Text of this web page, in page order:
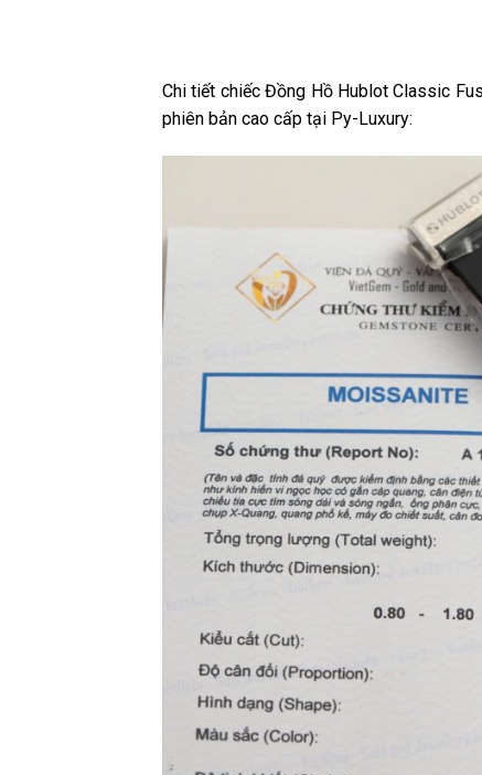
Chi tiết chiếc Đồng Hồ Hublot Classic
phiên bản cao cấp tại Py-Luxury: